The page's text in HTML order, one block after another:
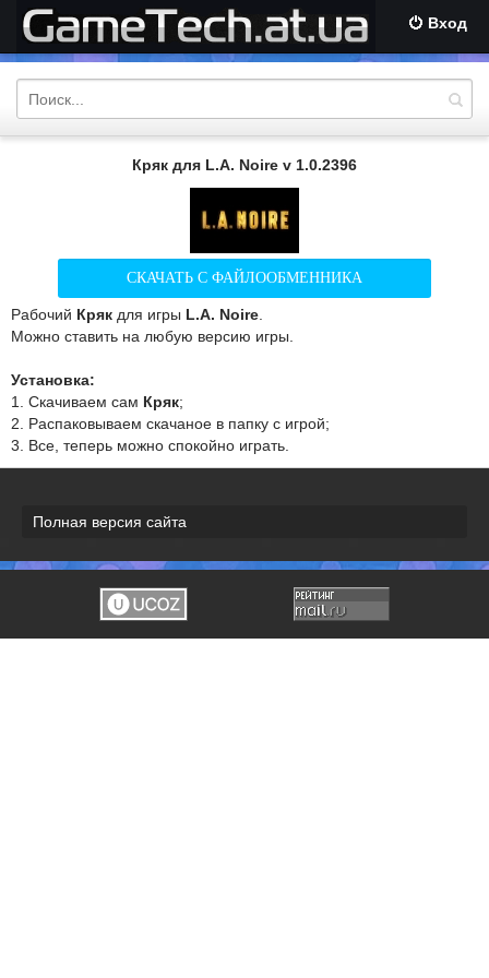
Вход
Кряк для L.A. Noire v 1.0.2396
СКАЧАТЬ С ФАЙЛООБМЕННИКА
Рабочий Кряк для игры L.A. Noire
Можно ставить на любую версию игры.
Установка:
1. Скачиваем сам Кряк;
2. Распаковываем скачаное в папку с игрой;
3. Все, теперь можно спокойно играть.
Полная версия сайта